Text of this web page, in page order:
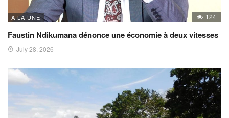
A LA UNE 124
Faustin Ndikumana dénonce une économie à deux vitesses
July 28, 2026